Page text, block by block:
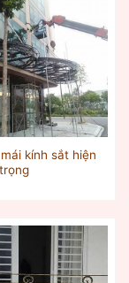
kính sắt hiện